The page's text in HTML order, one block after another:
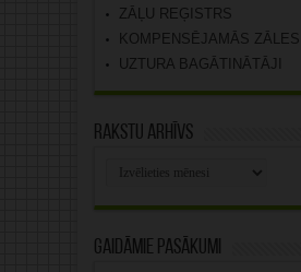
ZĀĻU REĢISTRS
KOMPENSĒJAMĀS ZĀLES
UZTURA BAGĀTINĀTĀJI
Rakstu arhīvs
Gaidāmie pasākumi